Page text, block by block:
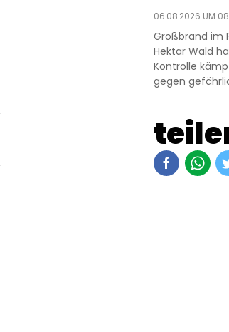
06.08.2026 UM
Großbrand im
Hektar Wald
Kontrolle
gegen